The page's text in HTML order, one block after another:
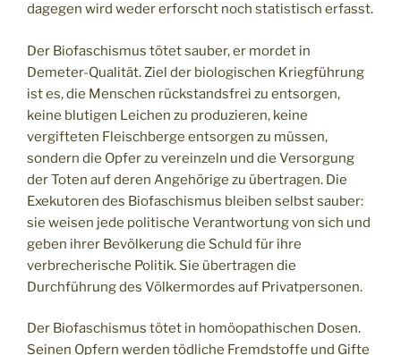
dagegen wird weder erforscht noch statistisch erfasst.
Der Biofaschismus tötet sauber, er mordet in
Demeter-Qualität. Ziel der biologischen Kriegführung
ist es, die Menschen rückstandsfrei zu entsorgen,
keine blutigen Leichen zu produzieren, keine
vergifteten Fleischberge entsorgen zu müssen,
sondern die Opfer zu vereinzeln und die Versorgung
der Toten auf deren Angehörige zu übertragen. Die
Exekutoren des Biofaschismus bleiben selbst sauber:
sie weisen jede politische Verantwortung von sich und
geben ihrer Bevölkerung die Schuld für ihre
verbrecherische Politik. Sie übertragen die
Durchführung des Völkermordes auf Privatpersonen.
Der Biofaschismus tötet in homöopathischen Dosen.
Seinen Opfern werden tödliche Fremdstoffe und Gifte